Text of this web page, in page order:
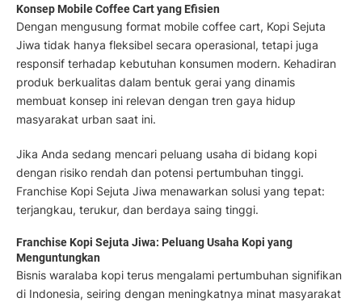
Konsep Mobile Coffee Cart yang Efisien
Dengan mengusung format mobile coffee cart, Kopi Sejuta
Jiwa tidak hanya fleksibel secara operasional, tetapi juga
responsif terhadap kebutuhan konsumen modern. Kehadiran
produk berkualitas dalam bentuk gerai yang dinamis
membuat konsep ini relevan dengan tren gaya hidup
masyarakat urban saat ini.
Jika Anda sedang mencari peluang usaha di bidang kopi
dengan risiko rendah dan potensi pertumbuhan tinggi.
Franchise Kopi Sejuta Jiwa menawarkan solusi yang tepat:
terjangkau, terukur, dan berdaya saing tinggi.
Franchise Kopi Sejuta Jiwa: Peluang Usaha Kopi yang
Menguntungkan
Bisnis waralaba kopi terus mengalami pertumbuhan signifikan
di Indonesia, seiring dengan meningkatnya minat masyarakat